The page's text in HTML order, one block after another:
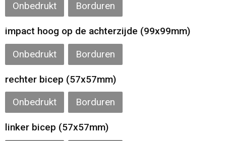
Goodiebags
Onbedrukt Borduren
impact hoog op de achterzijde (99x99mm)
Onbedrukt Borduren
rechter bicep (57x57mm)
Onbedrukt Borduren
linker bicep (57x57mm)